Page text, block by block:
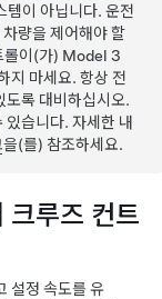
템이 아닙니다. 운전
량을 제어해야 할
롤이(가) Model 3
지 마세요. 항상 전
도록 대비하십시오.
습니다. 자세한 내
을(를) 참조하세요.
크루즈 컨트
설정 속도를 유